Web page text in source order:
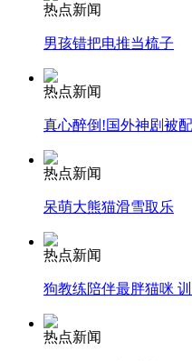
外交部：有关国家言论
安徽一实载49人客车翻
走！跟着总书记去植树
消防员救轻生者 花炮
热点新闻
男孩错把电推当梳子
热点新闻
真心醉倒!国外神剧被
热点新闻
呆萌大熊猫滑雪取乐
热点新闻
狗教练陪伴最胖猫咪
热点新闻